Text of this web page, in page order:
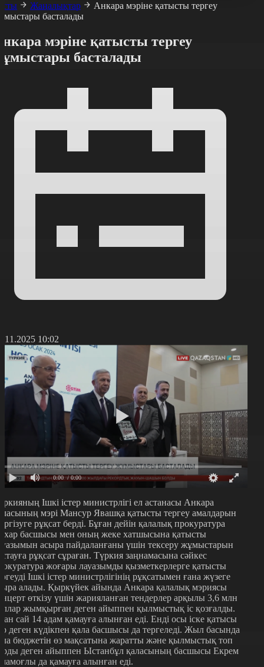
Жаңалықтар
Анкара мэріне қатысты тергеу
басталады
мэріне қатысты тергеу
басталады
10:02
0:00 / 0:00
Ішкі істер министрлігі ел астанасы Анкара
мэрі Мансур Явашқа қатысты тергеу амалдарын
рұқсат берді. Бұған дейін қалалық прокуратура
басшысы мен оның жеке хатшысына қатысты
асыра пайдаланғаны үшін тексеру жұмыстарын
рұқсат сұраған. Түркия заңнамасына сәйкес
жоғары лауазымды қызметкерлерге қатысты
Ішкі істер министрлігінің рұқсатымен ғана жүзеге
алады. Қыркүйек айында Анкара қалалық мэриясы
өткізу үшін жарияланған тендерлер арқылы 3,6 млн
жымқырған деген айыппен қылмыстық іс қозғалды.
сай 14 адам қамауға алынған еді. Енді осы іске қатысы
деген күдікпен қала басшысы да тергеледі. Жыл басында
бюджетін өз мақсатына жаратты және қылмыстық топ
деген айыппен Ыстанбұл қаласының басшысы Екрем
да қамауға алынған еді.